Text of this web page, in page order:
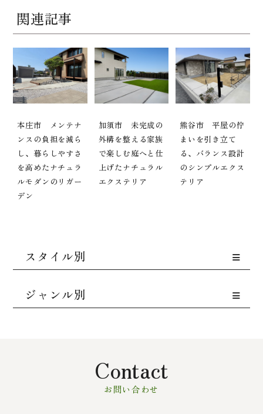
関連記事
本庄市 メンテナ
ンスの負担を減ら
し、暮らしやすさ
を高めたナチュラ
ルモダンのリガー
デン
加須市 未完成の
外構を整える家族
で楽しむ庭へと仕
上げたナチュラル
エクステリア
熊谷市 平屋の佇
まいを引き立て
る、バランス設計
のシンプルエクス
テリア
スタイル別
ジャンル別
Contact
お問い合わせ